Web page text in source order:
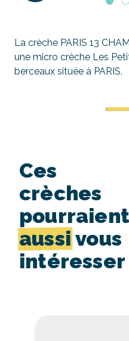
La crèche PARIS 13
une micro crèche Les
berceaux située à PARIS.
Ces
crèches
pourraient
aussi vous
intéresser